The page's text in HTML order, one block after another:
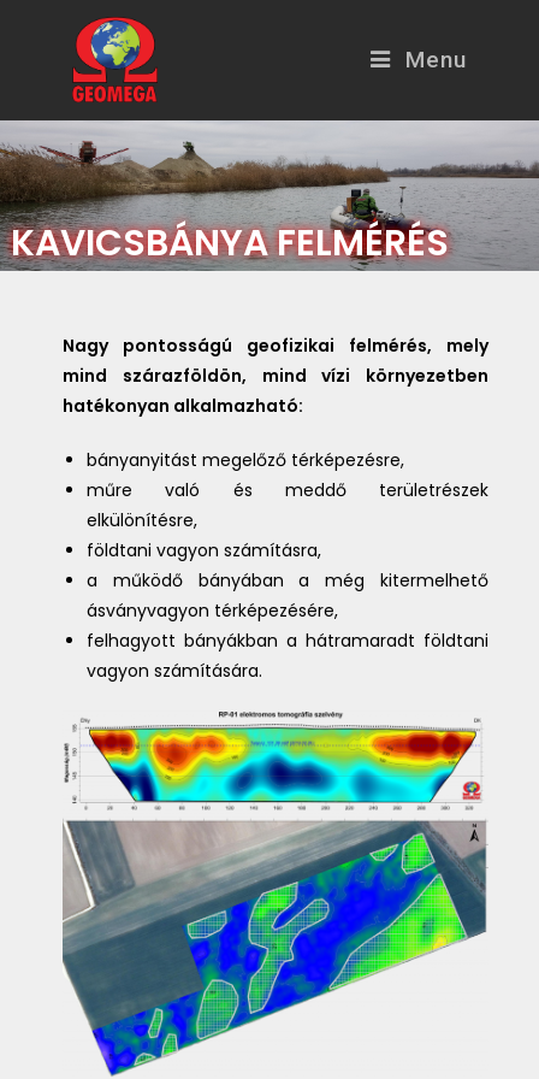
Menu
KAVICSBÁNYA FELMÉRÉS
Nagy pontosságú geofizikai felmérés, mely
mind szárazföldön, mind vízi környezetben
hatékonyan alkalmazható:
bányanyitást megelőző térképezésre,
műre való és meddő területrészek
elkülönítésre,
földtani vagyon számításra,
a működő bányában a még kitermelhető
ásványvagyon térképezésére,
felhagyott bányákban a hátramaradt földtani
vagyon számítására.